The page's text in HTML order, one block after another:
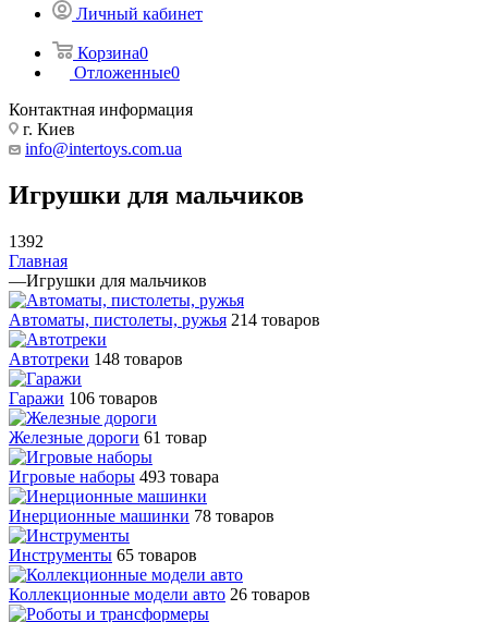
Личный кабинет
Корзина0
Отложенные0
Контактная информация
г. Киев
info@intertoys.com.ua
Игрушки для мальчиков
1392
Главная
—Игрушки для мальчиков
Автоматы, пистолеты, ружья 214 товаров
Автотреки 148 товаров
Гаражи 106 товаров
Железные дороги 61 товар
Игровые наборы 493 товара
Инерционные машинки 78 товаров
Инструменты 65 товаров
Коллекционные модели авто 26 товаров